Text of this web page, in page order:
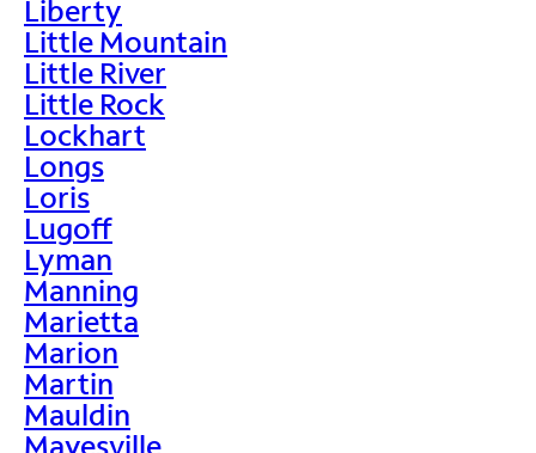
Liberty
Little Mountain
Little River
Little Rock
Lockhart
Longs
Loris
Lugoff
Lyman
Manning
Marietta
Marion
Martin
Mauldin
Mayesville